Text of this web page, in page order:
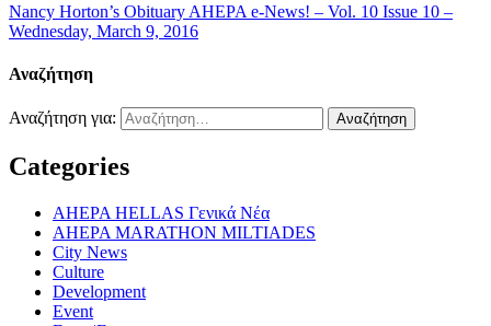
Nancy Horton’s Obituary AHEPA e-News! – Vol. 10 Issue 10 –
Wednesday, March 9, 2016
Αναζήτηση
Αναζήτηση για:
Categories
AHEPA HELLAS Γενικά Νέα
AHEPA MARATHON MILTIADES
City News
Culture
Development
Event